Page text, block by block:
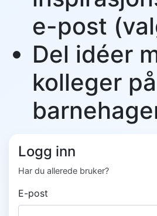
e-post
Del idéer
kolleger
Logg inn
Har du allerede bruker?
E-post